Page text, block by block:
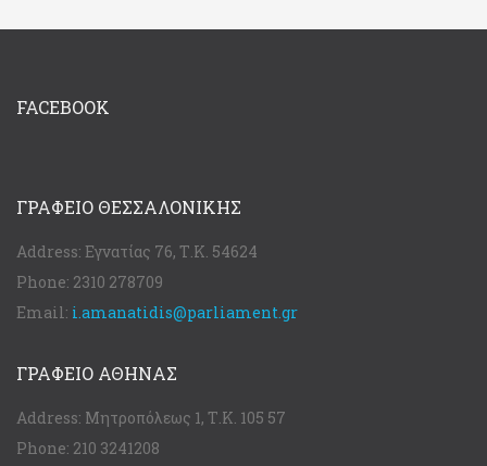
FACEBOOK
ΓΡΑΦΕΊΟ ΘΕΣΣΑΛΟΝΊΚΗΣ
Address: Εγνατίας 76, Τ.Κ. 54624
Phone: 2310 278709
Email: i.amanatidis@parliament.gr
ΓΡΑΦΕΊΟ ΑΘΉΝΑΣ
Address: Μητροπόλεως 1, Τ.Κ. 105 57
Phone: 210 3241208